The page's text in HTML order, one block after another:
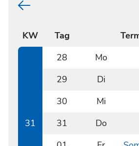
KW Tag
31
28
Mo
29
Di
30
Mi
31
Do